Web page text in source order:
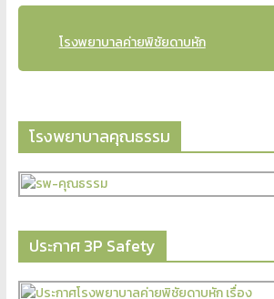
โรงพยาบาลค่ายพิชัยดาบหัก
โรงพยาบาลคุณธรรม
ประกาศ 3P Safety